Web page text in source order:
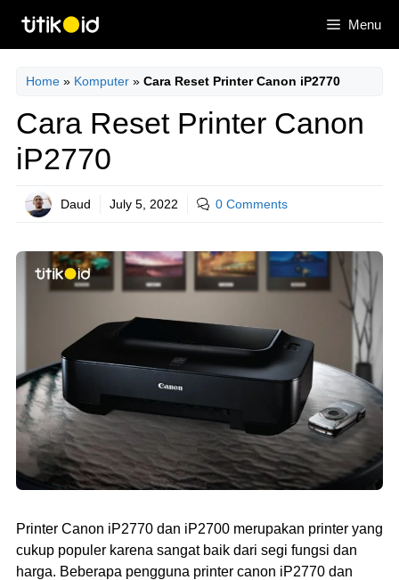
content
Menu
Home » Komputer » Cara Reset Printer Canon iP2770
Cara Reset Printer Canon
iP2770
Daud July 5, 2022 0 Comments
Printer Canon iP2770 dan iP2700 merupakan printer yang
cukup populer karena sangat baik dari segi fungsi dan
harga. Beberapa pengguna printer canon iP2770 dan